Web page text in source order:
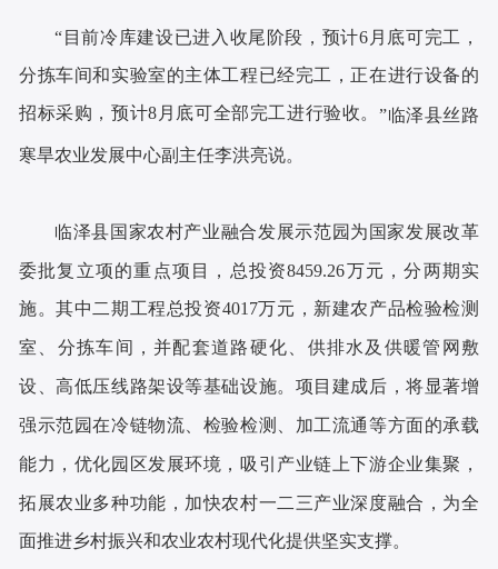
“目前冷库建设已进入收尾阶段，预计6月底可完工，
分拣车间和实验室的主体工程已经完工，正在进行设备的
招标采购，预计8月底可全部完工进行验收。 ”临泽县丝路
寒旱农业发展中心副主任李洪亮说。
临泽县国家农村产业融合发展示范园为国家发展改革
委批复立项的重点项目，总投资8459.26万元，分两期实
施。其中二期工程总投资4017万元，新建农产品检验检测
室、分拣车间，并配套道路硬化、供排水及供暖管网敷
设、高低压线路架设等基础设施。项目建成后，将显著增
强示范园在冷链物流、检验检测、加工流通等方面的承载
能力，优化园区发展环境，吸引产业链上下游企业集聚，
拓展农业多种功能，加快农村一二三产业深度融合，为全
面推进乡村振兴和农业农村现代化提供坚实支撑。